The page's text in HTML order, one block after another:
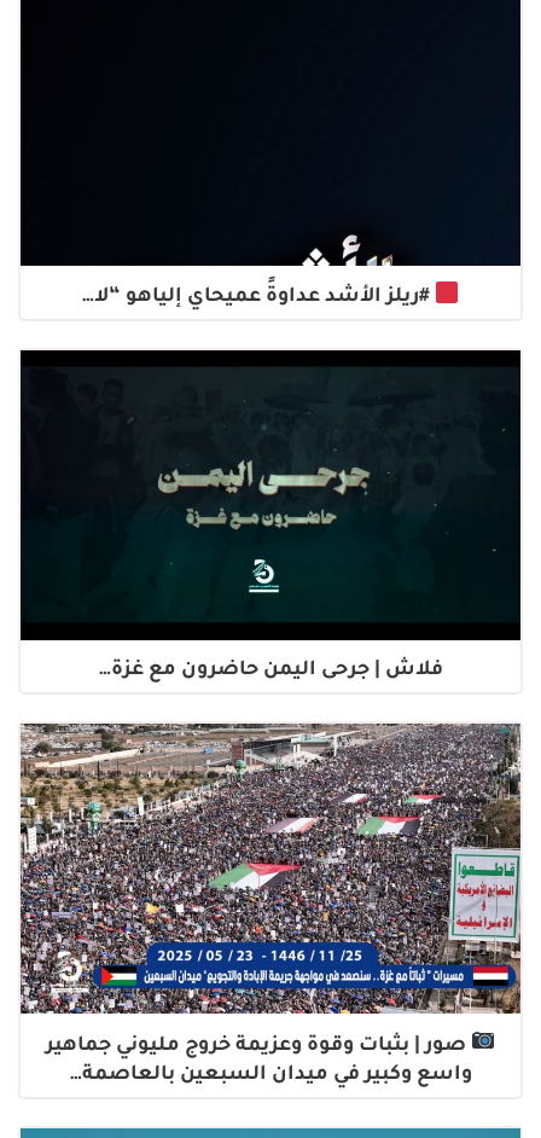
#ريلز الأشد عداوةً عميحاي إلياهو “لا…
فلاش | جرحى اليمن حاضرون مع غزة…
صور | بثبات وقوة وعزيمة خروج مليوني جماهير
واسع وكبير في ميدان السبعين بالعاصمة…